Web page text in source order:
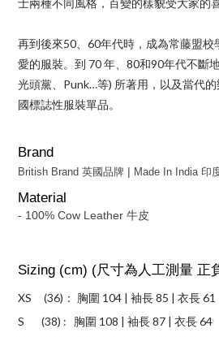
士兩種不同風格，百變的樣貌受大家的喜
再到後來50 60年代時，成為常藤盟校
愛的服裝。到 70年、 80和90年代不斷
光頭黨、 Punk…等) 所著用，以及當代
國標誌性服裝單品。
Brand
British Brand 英國品牌 | Made In India 印
Material
- 100% Cow Leather 牛皮
Sizing (cm) (尺寸為人工測量 正
XS (36)： 胸圍 104 | 袖長 85 | 衣長 61
S (38) : 胸圍 108 | 袖長 87 | 衣長 64